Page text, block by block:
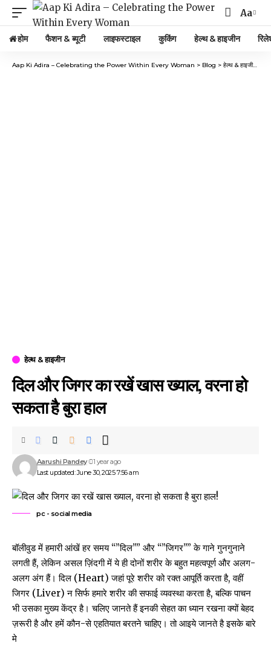
Aa
होम फैशन & ब्यूटी लाइफस्टाइल कुकिंग हेल्थ & हाइजीन
Aap Ki Adira – Celebrating the Power Within Every Woman > Blog > हेल्थ & हाइजीन >
हेल्थ & हाइजीन
दिल और जिगर का रखें खास ख्याल, वरना हो
सकता है बुरा हाल
Last updated: June 30, 2025 7:56 am
Aarushi Pandey 1 year ago
pc - social media
बॉलीवुड में हमारी आंखें हर समय “”दिल”” और “”जिगर”” के गाने गुनगुनाने
लगती हैं, लेकिन असल ज़िंदगी में ये ही दोनों शरीर के बहुत महत्वपूर्ण और अलग-
अलग अंग हैं। दिल (Heart) जहां पूरे शरीर को रक्त आपूर्ति करता है, वहीं
जिगर (Liver) न सिर्फ हमारे शरीर की सफाई व्यवस्था करता है, बल्कि पाचन
भी उसका मुख्य केंद्र है। चलिए जानते हैं इनकी सेहत का ध्यान रखना क्यों बेहद
ज़रूरी है और हमें कौन-से एहतियात बरतने चाहिए। तो आइये जानते है इसके बारे
मे